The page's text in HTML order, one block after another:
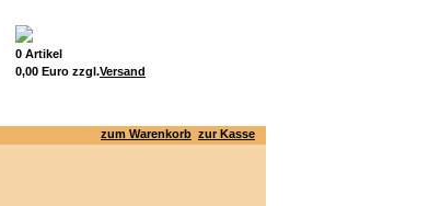
0 Artikel
0,00 Euro zzgl.Versand
zum Warenkorb zur Kasse